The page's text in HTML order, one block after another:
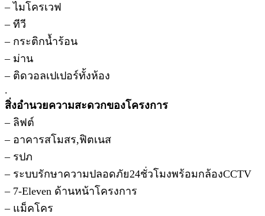
– ไมโครเวฟ
– ทีวี
– กระติกน้ำร้อน
– ม่าน
– ติดวอลเปเปอร์ทั้งห้อง
.
สิ่งอำนวยความสะดวกของโครงการ
– ลิฟต์
– อาคารสโมสร,ฟิตเนส
– รปภ
– ระบบรักษาความปลอดภัย24ชั่วโมงพร้อมกล้องCCTV
– 7-Eleven ด้านหน้าโครงการ
– แม็คโคร